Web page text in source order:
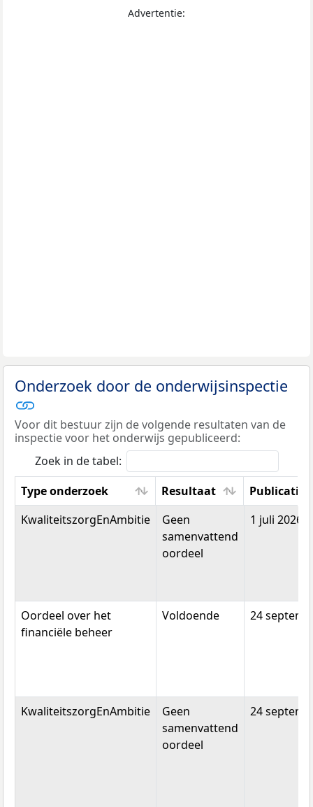
Advertentie:
Onderzoek door de onderwijsinspectie
Voor dit bestuur zijn de volgende resultaten van de
inspectie voor het onderwijs gepubliceerd:
Zoek in de tabel:
Type onderzoek
Resultaat
Type onderzoek
Resultaat
KwaliteitszorgEnAmbitie
Geen
samenvattend
oordeel
1 juli 2026
Oordeel over het
financiële beheer
Voldoende 24
KwaliteitszorgEnAmbitie
Geen
samenvattend
oordeel
24